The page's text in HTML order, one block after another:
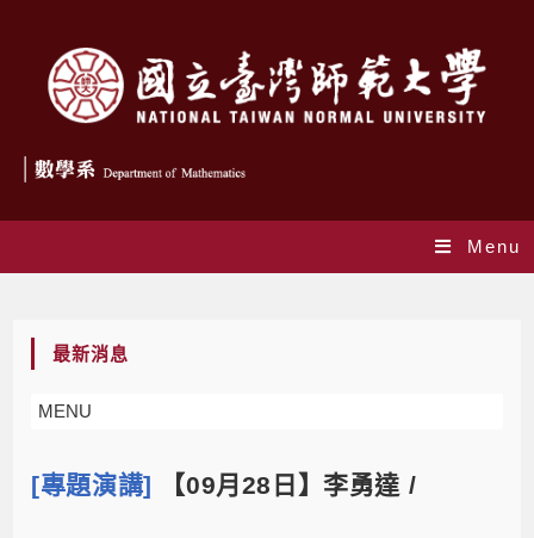
Menu
最新消息
MENU
[專題演講] 【09月28日】李勇達 /